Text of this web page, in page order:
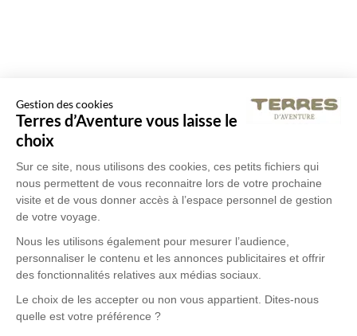
Gestion des cookies
Terres d’Aventure vous laisse le
choix
Sur ce site, nous utilisons des cookies, ces petits fichiers qui
nous permettent de vous reconnaitre lors de votre prochaine
visite et de vous donner accès à l’espace personnel de gestion
de votre voyage.
Nous les utilisons également pour mesurer l’audience,
personnaliser le contenu et les annonces publicitaires et offrir
des fonctionnalités relatives aux médias sociaux.
Le choix de les accepter ou non vous appartient. Dites-nous
quelle est votre préférence ?